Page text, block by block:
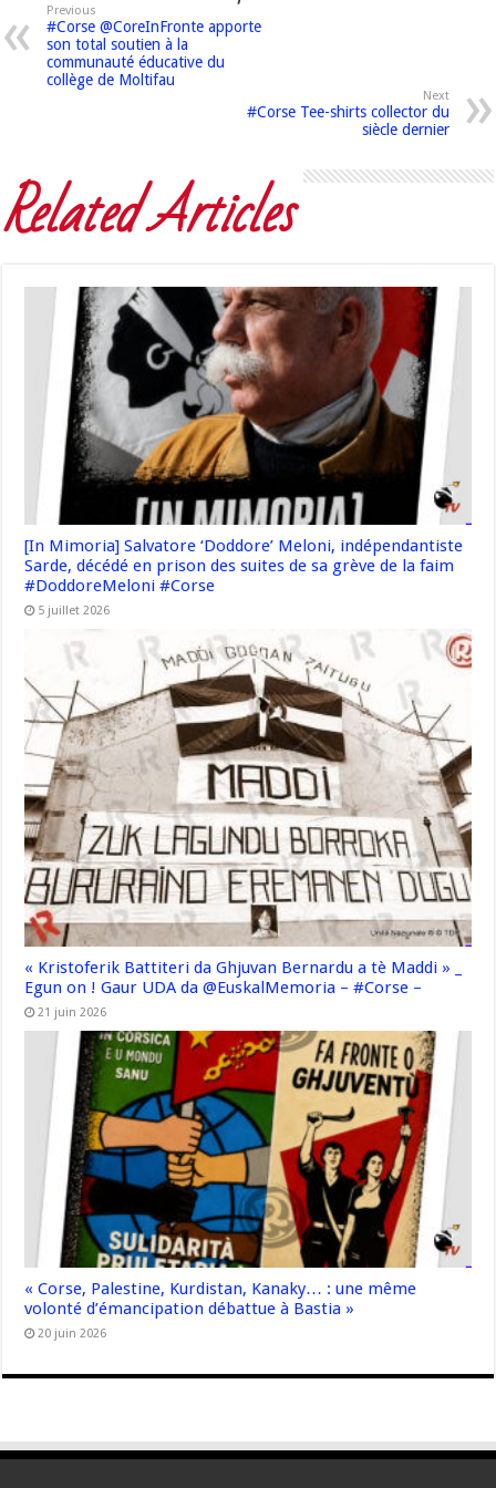
Previous
#Corse @CoreInFronte apporte
son total soutien à la
communauté éducative du
collège de Moltifau
Next
#Corse Tee-shirts collector du
siècle dernier
Related Articles
[In Mimoria] Salvatore ‘Doddore’ Meloni, indépendantiste
Sarde, décédé en prison des suites de sa grève de la faim
#DoddoreMeloni #Corse
5 juillet 2026
« Kristoferik Battiteri da Ghjuvan Bernardu a tè Maddi » _
Egun on ! Gaur UDA da @EuskalMemoria – #Corse –
21 juin 2026
« Corse, Palestine, Kurdistan, Kanaky… : une même
volonté d’émancipation débattue à Bastia »
20 juin 2026